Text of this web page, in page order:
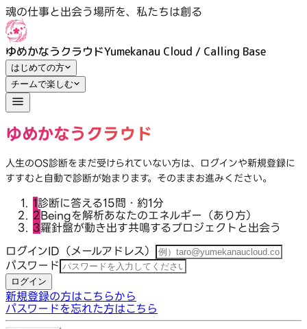
魂の仕事と出会う場所を、私たちは創る
ゆめかなうクラウドYumekanau Cloud / Calling Base
はじめての方
チームで楽しむ
ゆめかなうクラウド
人生のOS診断をまだ受けられていない方は、ログインや新規登録に
すすむと自動で診断が始まります。そのままお進みください。
1診断に答える15問・約1分
2Beingを解析あなたのエネルギー（あり方）
3羅針盤が動き出す共鳴するプロジェクトと出会う
ログインID（メールアドレス）
パスワード
ログイン
新規登録の方はこちらから
パスワードを忘れた方はこちら
魂の仕事の扉をひらく｜ログイン｜ゆめかなうクラウド